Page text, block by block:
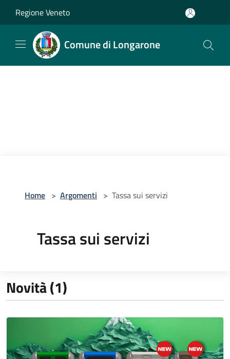
Regione Veneto
Comune di Longarone
Home > Argomenti > Tassa sui servizi
Tassa sui servizi
Novità (1)